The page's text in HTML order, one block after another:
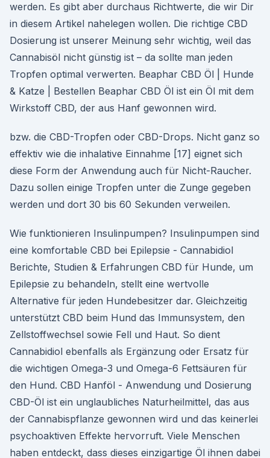
werden. Es gibt aber durchaus Richtwerte, die wir Dir
in diesem Artikel nahelegen wollen. Die richtige CBD
Dosierung ist unserer Meinung sehr wichtig, weil das
Cannabisöl nicht günstig ist – da sollte man jeden
Tropfen optimal verwerten. Beaphar CBD Öl | Hunde
& Katze | Bestellen Beaphar CBD Öl ist ein Öl mit dem
Wirkstoff CBD, der aus Hanf gewonnen wird.
bzw. die CBD-Tropfen oder CBD-Drops. Nicht ganz so
effektiv wie die inhalative Einnahme [17] eignet sich
diese Form der Anwendung auch für Nicht-Raucher.
Dazu sollen einige Tropfen unter die Zunge gegeben
werden und dort 30 bis 60 Sekunden verweilen.
Wie funktionieren Insulinpumpen? Insulinpumpen sind
eine komfortable CBD bei Epilepsie - Cannabidiol
Berichte, Studien & Erfahrungen CBD für Hunde, um
Epilepsie zu behandeln, stellt eine wertvolle
Alternative für jeden Hundebesitzer dar. Gleichzeitig
unterstützt CBD beim Hund das Immunsystem, den
Zellstoffwechsel sowie Fell und Haut. So dient
Cannabidiol ebenfalls als Ergänzung oder Ersatz für
die wichtigen Omega-3 und Omega-6 Fettsäuren für
den Hund. CBD Hanföl - Anwendung und Dosierung
CBD-Öl ist ein unglaubliches Naturheilmittel, das aus
der Cannabispflanze gewonnen wird und das keinerlei
psychoaktiven Effekte hervorruft. Viele Menschen
haben entdeckt, dass dieses einzigartige Öl ihnen dabei